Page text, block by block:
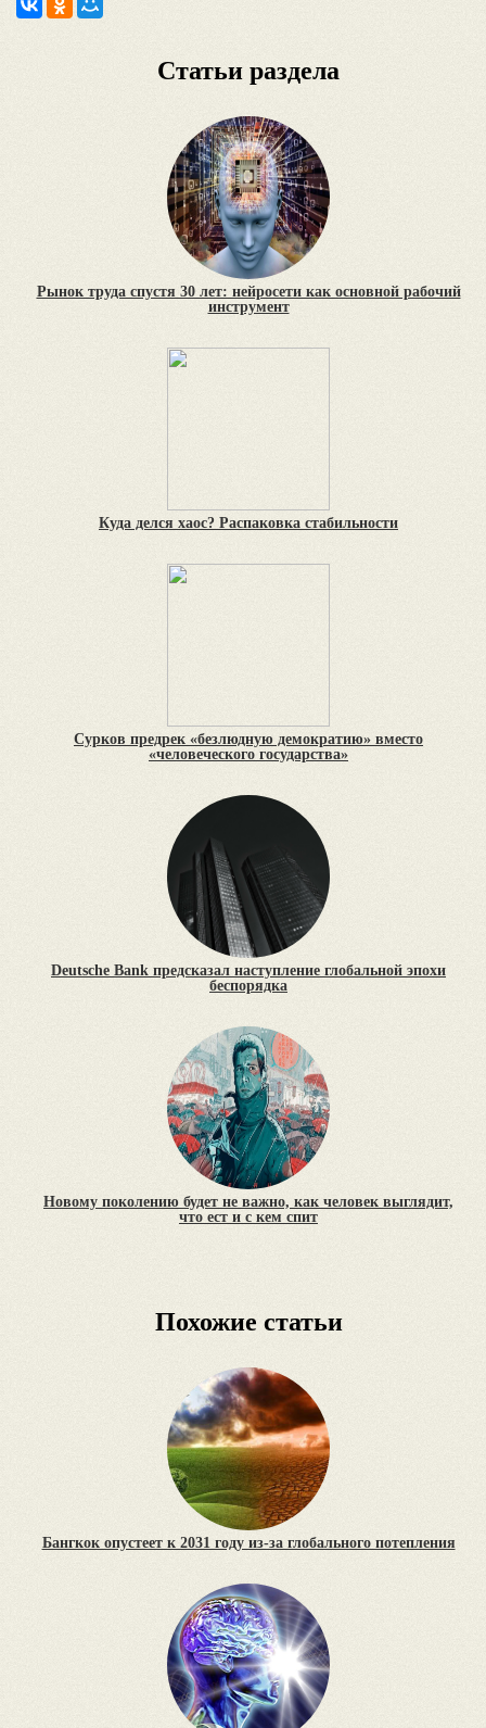
Статьи раздела
Рынок труда спустя 30 лет: нейросети как основной рабочий
инструмент
Куда делся хаос? Распаковка стабильности
Сурков предрек «безлюдную демократию» вместо
«человеческого государства»
Deutsche Bank предсказал наступление глобальной эпохи
беспорядка
Новому поколению будет не важно, как человек выглядит,
что ест и с кем спит
Похожие статьи
Бангкок опустеет к 2031 году из-за глобального потепления